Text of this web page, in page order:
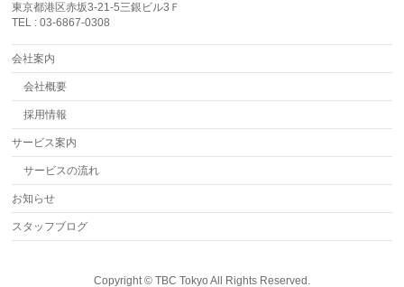
東京都港区赤坂3-21-5三銀ビル3Ｆ
TEL : 03-6867-0308
会社案内
会社概要
採用情報
サービス案内
サービスの流れ
お知らせ
スタッフブログ
Copyright © TBC Tokyo All Rights Reserved.